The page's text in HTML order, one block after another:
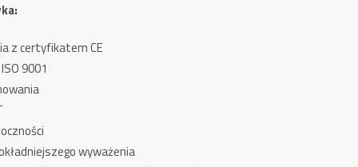
z certyfikatem CE
9001
wyważenia